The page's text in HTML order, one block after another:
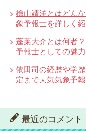
檜山靖洋とはどん
象予報士を詳しく
蓬莱大介とは何者
予報士としての魅
依田司の経歴や学
定まで人気気象予
最近のコメント